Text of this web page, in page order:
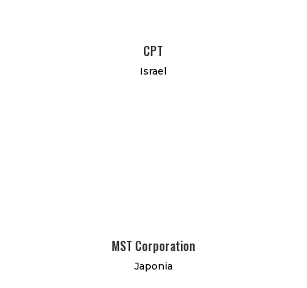
CPT
Israel
MST Corporation
Japonia